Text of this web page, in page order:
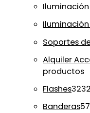
Iluminación
Soportes
Alquiler
productos
Flashes32
Banderas57